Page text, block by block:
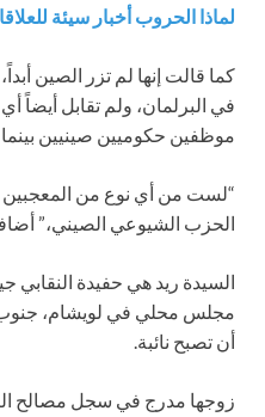
لماذا الحروب أخبار سيئة
كما قالت إنها لم تزر الصين
في البرلمان، ولم تقابل أيضاً
موظفين حكوميين صينيين
“لست من أي نوع من المعجبين
الحزب الشيوعي الصيني،”
السيدة ريد هي حفيدة
مجلس محلي في لويشام، جنوب
أن تصبح نائبة.